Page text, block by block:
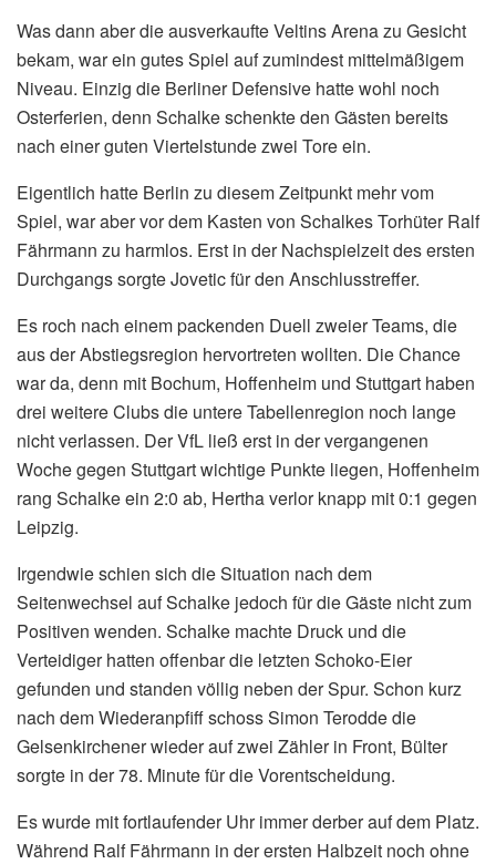
Was dann aber die ausverkaufte Veltins Arena zu Gesicht
bekam, war ein gutes Spiel auf zumindest mittelmäßigem
Niveau. Einzig die Berliner Defensive hatte wohl noch
Osterferien, denn Schalke schenkte den Gästen bereits
nach einer guten Viertelstunde zwei Tore ein.
Eigentlich hatte Berlin zu diesem Zeitpunkt mehr vom
Spiel, war aber vor dem Kasten von Schalkes Torhüter Ralf
Fährmann zu harmlos. Erst in der Nachspielzeit des ersten
Durchgangs sorgte Jovetic für den Anschlusstreffer.
Es roch nach einem packenden Duell zweier Teams, die
aus der Abstiegsregion hervortreten wollten. Die Chance
war da, denn mit Bochum, Hoffenheim und Stuttgart haben
drei weitere Clubs die untere Tabellenregion noch lange
nicht verlassen. Der VfL ließ erst in der vergangenen
Woche gegen Stuttgart wichtige Punkte liegen, Hoffenheim
rang Schalke ein 2:0 ab, Hertha verlor knapp mit 0:1 gegen
Leipzig.
Irgendwie schien sich die Situation nach dem
Seitenwechsel auf Schalke jedoch für die Gäste nicht zum
Positiven wenden. Schalke machte Druck und die
Verteidiger hatten offenbar die letzten Schoko-Eier
gefunden und standen völlig neben der Spur. Schon kurz
nach dem Wiederanpfiff schoss Simon Terodde die
Gelsenkirchener wieder auf zwei Zähler in Front, Bülter
sorgte in der 78. Minute für die Vorentscheidung.
Es wurde mit fortlaufender Uhr immer derber auf dem Platz.
Während Ralf Fährmann in der ersten Halbzeit noch ohne